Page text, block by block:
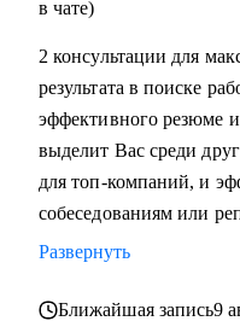
в чате)
2 консультации для
результата в поиске
эффективного резюме
выделит Вас среди
для топ-компаний, и
собеседованиям или
Развернуть
Ближайшая запись9